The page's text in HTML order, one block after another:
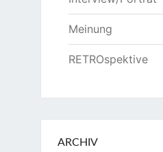
Meinung
RETROspektive
ARCHIV